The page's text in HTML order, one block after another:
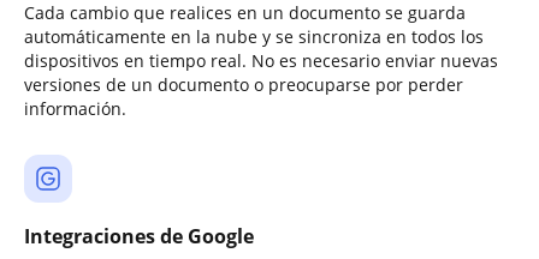
Cada cambio que realices en un documento se guarda
automáticamente en la nube y se sincroniza en todos los
dispositivos en tiempo real. No es necesario enviar nuevas
versiones de un documento o preocuparse por perder
información.
Integraciones de Google